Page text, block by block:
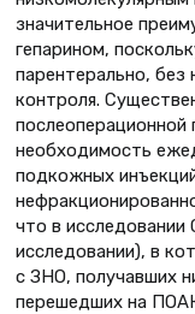
значительное
гепарином,
парентерально,
контроля.
послеоперационной
необходимость
подкожных
что в исследовании
исследовании), в
с ЗНО, получавших
перешедших на